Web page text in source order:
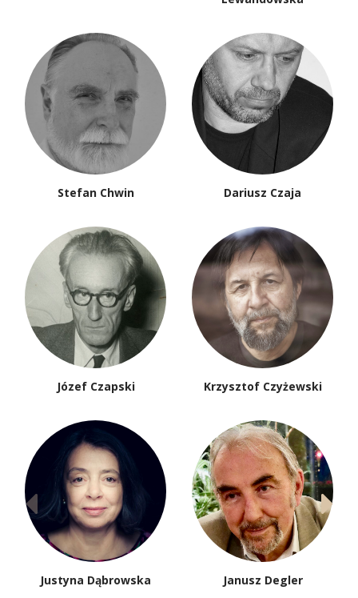
Stefan Chwin Dariusz Czaja
Józef Czapski Krzysztof Czyżewski
Justyna Dąbrowska Janusz Degler